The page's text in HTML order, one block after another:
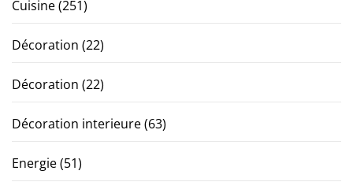
Cuisine(251)
Décoration (22)
Décoration (22)
Décoration interieure(63)
Energie(51)